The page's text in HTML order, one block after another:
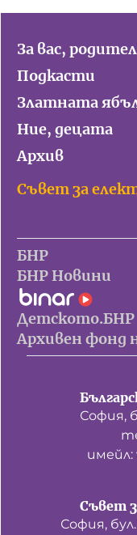
За вас,
Подкасти
Златната
Ние, децата
Архив
Съвет за
БНР
БНР Новини
Детското.БНР
Архивен фонд
София,
имейл:
Съвет
София,